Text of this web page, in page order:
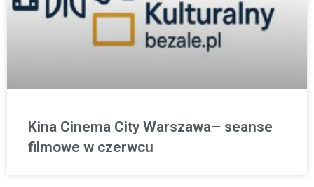
Kina Cinema City Warszawa– seanse
filmowe w czerwcu